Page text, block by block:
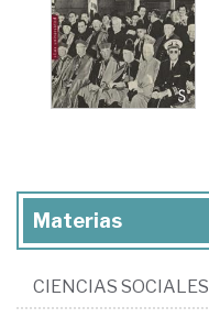
Materias
CIENCIAS SOCIALES